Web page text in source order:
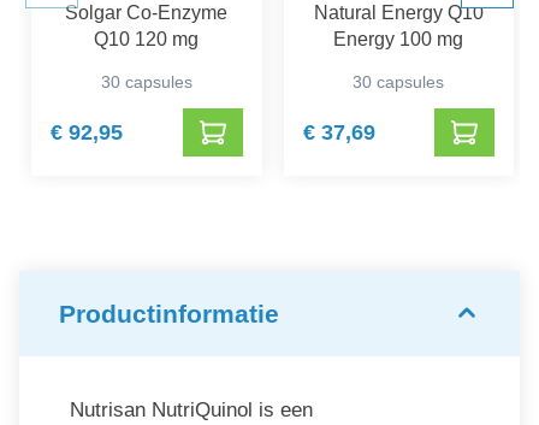
Solgar Co-Enzyme
Q10 120 mg
30 capsules
€ 92,95
Natural Energy Q10
Energy 100 mg
30 capsules
€ 37,69
Productinformatie
Nutrisan NutriQuinol is een